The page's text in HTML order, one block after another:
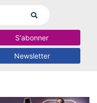
S'abonner
Newsletter